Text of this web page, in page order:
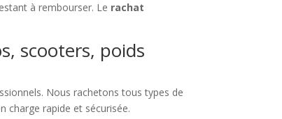
à rembourser. Le rachat
scooters, poids
Nous rachetons tous types de
charge rapide et sécurisée.